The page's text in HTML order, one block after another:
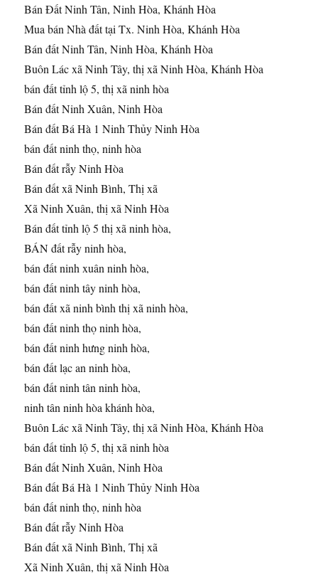
Bán Đất Ninh Tân, Ninh Hòa, Khánh Hòa
Mua bán Nhà đất tại Tx. Ninh Hòa, Khánh Hòa
Bán đất Ninh Tân, Ninh Hòa, Khánh Hòa
Buôn Lác xã Ninh Tây, thị xã Ninh Hòa, Khánh Hòa
bán đất tỉnh lộ 5, thị xã ninh hòa
Bán đất Ninh Xuân, Ninh Hòa
Bán đất Bá Hà 1 Ninh Thủy Ninh Hòa
bán đất ninh thọ, ninh hòa
Bán đất rẫy Ninh Hòa
Bán đất xã Ninh Bình, Thị xã
Xã Ninh Xuân, thị xã Ninh Hòa
Bán đất tỉnh lộ 5 thị xã ninh hòa,
BÁN đất rẫy ninh hòa,
bán đất ninh xuân ninh hòa,
bán đất ninh tây ninh hòa,
bán đất xã ninh bình thị xã ninh hòa,
bán đất ninh thọ ninh hòa,
bán đất ninh hưng ninh hòa,
bán đất lạc an ninh hòa,
bán đất ninh tân ninh hòa,
ninh tân ninh hòa khánh hòa,
Buôn Lác xã Ninh Tây, thị xã Ninh Hòa, Khánh Hòa
bán đất tỉnh lộ 5, thị xã ninh hòa
Bán đất Ninh Xuân, Ninh Hòa
Bán đất Bá Hà 1 Ninh Thủy Ninh Hòa
bán đất ninh thọ, ninh hòa
Bán đất rẫy Ninh Hòa
Bán đất xã Ninh Bình, Thị xã
Xã Ninh Xuân, thị xã Ninh Hòa